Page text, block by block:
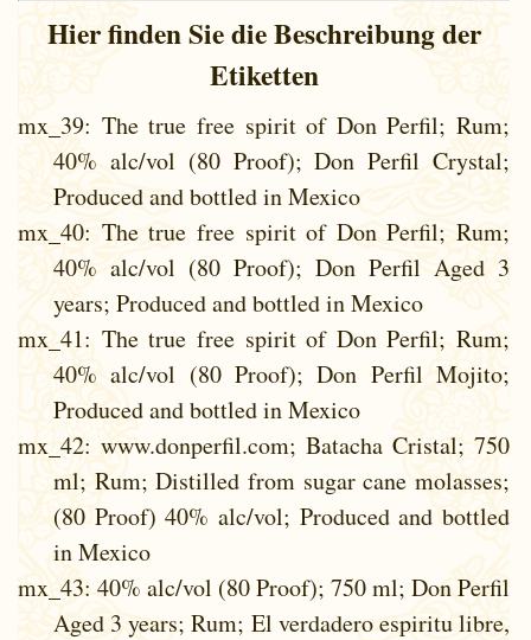
Hier finden Sie die Beschreibung der
Etiketten
mx_39: The true free spirit of Don Perfil; Rum;
40% alc/vol (80 Proof); Don Perfil Crystal;
Produced and bottled in Mexico
mx_40: The true free spirit of Don Perfil; Rum;
40% alc/vol (80 Proof); Don Perfil Aged 3
years; Produced and bottled in Mexico
mx_41: The true free spirit of Don Perfil; Rum;
40% alc/vol (80 Proof); Don Perfil Mojito;
Produced and bottled in Mexico
mx_42: www.donperfil.com; Batacha Cristal; 750
ml; Rum; Distilled from sugar cane molasses;
(80 Proof) 40% alc/vol; Produced and bottled
in Mexico
mx_43: 40% alc/vol (80 Proof); 750 ml; Don Perfil
Aged 3 years; Rum; El verdadero espiritu libre,